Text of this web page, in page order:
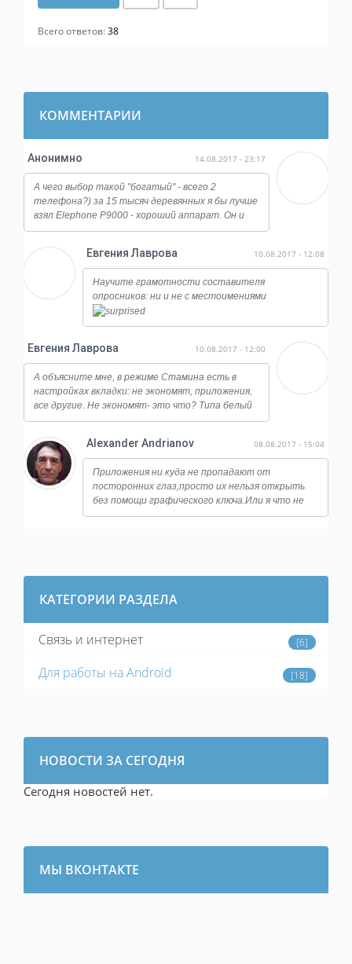
Всего ответов:38
КОММЕНТАРИИ
Анонимно 14.08.2017 - 23:17
А чего выбор такой "богатый" - всего 2
телефона?) за 15 тысяч деревянных я бы лучше
взял Elephone P9000 - хороший аппарат. Он и
работает ничуть не хуже, и камера у него
отличается от всех этих сяоми и мейзу по
дизайну, смотрится намного дороже.
Евгения Лаврова 10.08.2017 - 12:08
Научите грамотности составителя
опросников: ни и не с местоимениями
Евгения Лаврова 10.08.2017 - 12:00
А объясните мне, в режиме Стамина есть в
настройках вкладки: не экономят, приложения,
все другие. Не экономят- это что? Типа белый
список?
Alexander Andrianov 08.08.2017 - 15:04
Приложения ни куда не пропадают от
посторонних глаз,просто их нельзя открыть
без помощи графического ключа.Или я что не
так понял? У меня стоит замок на банковских
КАТЕГОРИИ РАЗДЕЛА
Связь и интернет [6]
Для работы на Android [18]
НОВОСТИ ЗА СЕГОДНЯ
Сегодня новостей нет.
МЫ ВКОНТАКТЕ